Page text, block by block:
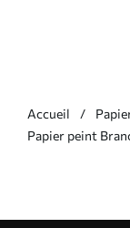
Accueil
Papier peint